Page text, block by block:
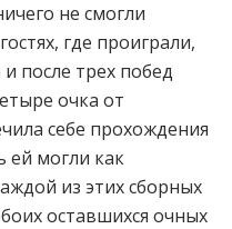
не смогли
где проиграли,
после трех побед
очка от
себе прохождения
ей могли как
из этих сборных
оставшихся очных